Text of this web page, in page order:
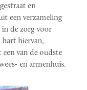
en
een verzameling
in de zorg voor
hart hiervan,
van de oudste
en armenhuis.